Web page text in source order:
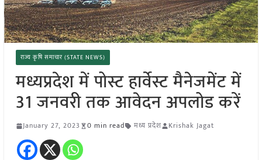
राज्य कृषि समाचार (STATE NEWS)
मध्यप्रदेश में पोस्ट हार्वेस्ट मैनेजमेंट में
31 जनवरी तक आवेदन अपलोड करें
January 27, 2023 0 min read मध्य प्रदेश Krishak Jagat